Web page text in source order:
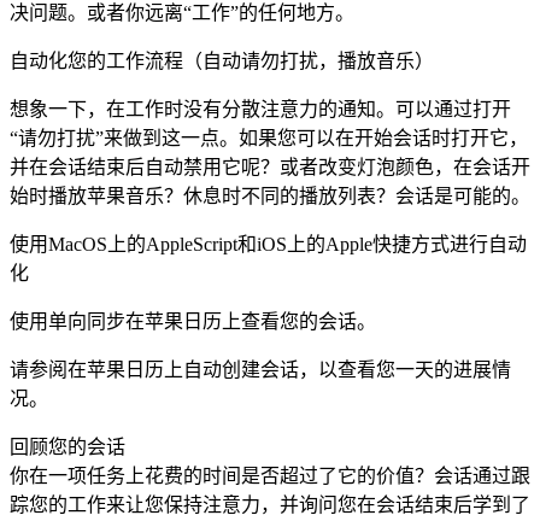
决问题。或者你远离“工作”的任何地方。
自动化您的工作流程（自动请勿打扰，播放音乐）
想象一下，在工作时没有分散注意力的通知。可以通过打开
“请勿打扰”来做到这一点。如果您可以在开始会话时打开它，
并在会话结束后自动禁用它呢？或者改变灯泡颜色，在会话开
始时播放苹果音乐？休息时不同的播放列表？会话是可能的。
使用MacOS上的AppleScript和iOS上的Apple快捷方式进行自动
化
使用单向同步在苹果日历上查看您的会话。
请参阅在苹果日历上自动创建会话，以查看您一天的进展情
况。
回顾您的会话
你在一项任务上花费的时间是否超过了它的价值？会话通过跟
踪您的工作来让您保持注意力，并询问您在会话结束后学到了